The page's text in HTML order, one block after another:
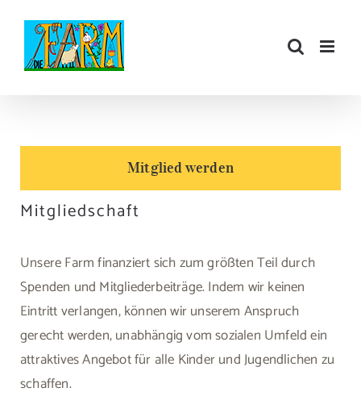
springen
Mitglied werden
Mitgliedschaft
Unsere Farm finanziert sich zum größten Teil durch
Spenden und Mitgliederbeiträge. Indem wir keinen
Eintritt verlangen, können wir unserem Anspruch
gerecht werden, unabhängig vom sozialen Umfeld ein
attraktives Angebot für alle Kinder und Jugendlichen zu
schaffen.